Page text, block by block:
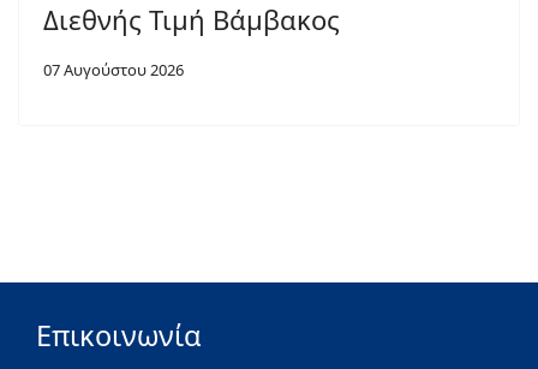
Διεθνής Τιμή Βάμβακος
07 Αυγούστου 2026
Επικοινωνία